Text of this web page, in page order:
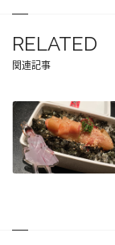
RELATED
関連記事